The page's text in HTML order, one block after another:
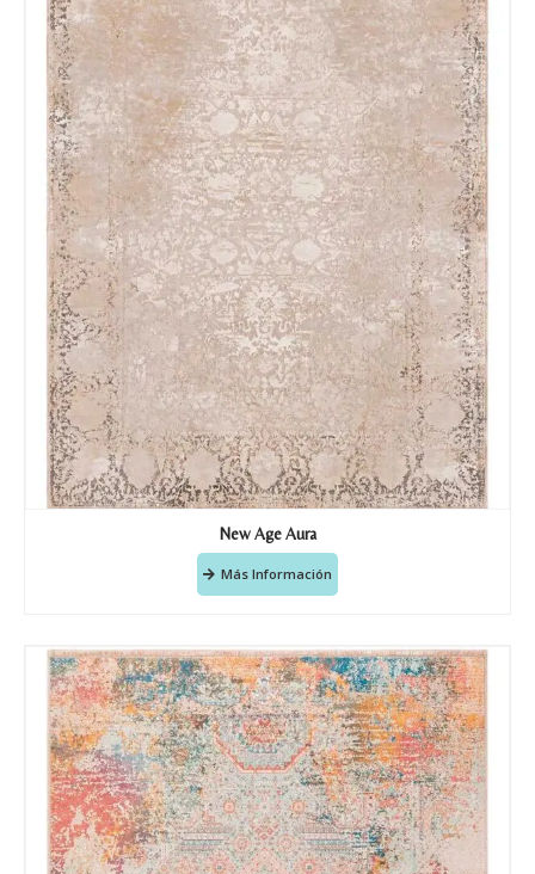
New Age Aura
Más Información
Nombre y apellido*
Teléfono
Correo electronico*
Tu mensaje.
Nombre y Referencia del producto*
Acuerdo RGPD *
información que envío para que
puedan responder a mi petición.
Recibir mi oferta